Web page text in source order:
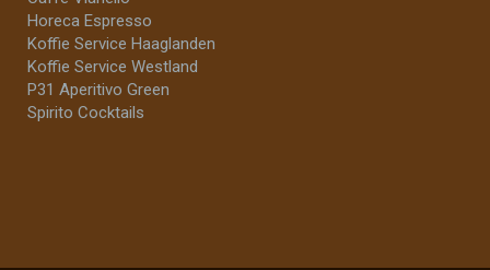
Horeca Espresso
Koffie Service Haaglanden
Koffie Service Westland
P31 Aperitivo Green
Spirito Cocktails